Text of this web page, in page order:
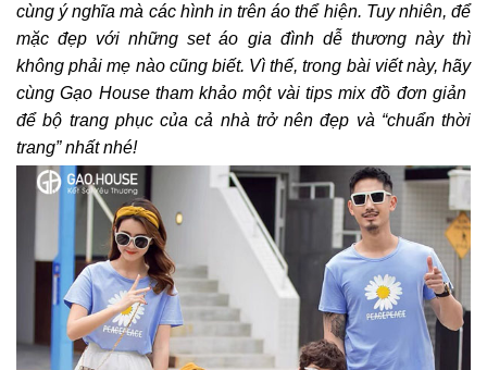
cùng ý nghĩa mà các hình in trên áo thể hiện. Tuy nhiên, để
mặc đẹp với những set áo gia đình dễ thương này thì
không phải mẹ nào cũng biết. Vì thế, trong bài viết này, hãy
cùng Gạo House tham khảo một vài tips mix đồ đơn giản
để bộ trang phục của cả nhà trở nên đẹp và “chuẩn thời
trang” nhất nhé!